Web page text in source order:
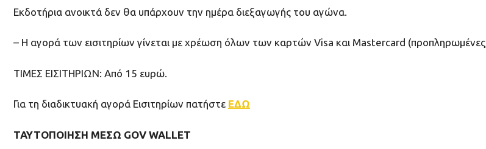
Eκδοτήρια ανοικτά δεν θα υπάρχουν την ημέρα διεξαγωγής του αγώνα.
– Η αγορά των εισιτηρίων γίνεται με χρέωση όλων των καρτών Visa και Mastercard
ΤΙΜΕΣ ΕΙΣΙΤΗΡΙΩΝ: Από 15 ευρώ.
Για τη διαδικτυακή αγορά Εισιτηρίων πατήστε ΕΔΩ
ΤΑΥΤΟΠΟΙΗΣΗ ΜΕΣΩ GOV WALLET